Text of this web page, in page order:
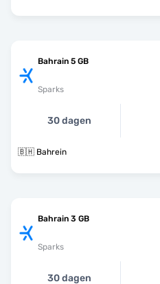
Bahrain 5 GB
Sparks
30 dagen
🇧🇭 Bahrein
Bahrain 3 GB
Sparks
30 dagen